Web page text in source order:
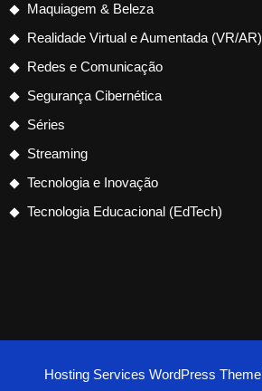
Maquiagem & Beleza
Realidade Virtual e Aumentada (VR/AR)
Redes e Comunicação
Segurança Cibernética
Séries
Streaming
Tecnologia e Inovação
Tecnologia Educacional (EdTech)
Hosting Services WordPress Theme